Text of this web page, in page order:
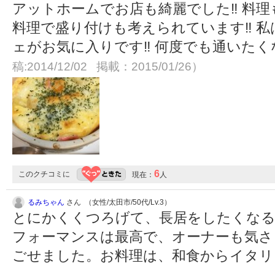
アットホームでお店も綺麗でした‼︎ 料
料理で盛り付けも考えられています‼︎
ェがお気に入りです‼︎ 何度でも通いた
稿:2014/12/02 掲載：2015/01/26）
このクチコミに 現在： 6人
るみちゃん さん （女性/太田市/50代/Lv.3）
とにかくくつろげて、長居をしたくな
フォーマンスは最高で、オーナーも気
ごせました。お料理は、和食からイタ